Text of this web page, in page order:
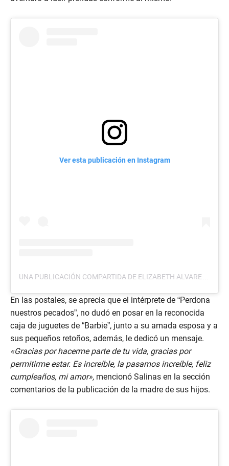
Ver esta publicación en Instagram
UNA PUBLICACIÓN COMPARTIDA DE ELIZABETH ALVAREZ (@CUQUITAOFICIAL_)
En las postales, se aprecia que el intérprete de “Perdona
nuestros pecados”, no dudó en posar en la reconocida
caja de juguetes de “Barbie”, junto a su amada esposa y a
sus pequeños retoños, además, le dedicó un mensaje.
«Gracias por hacerme parte de tu vida, gracias por
permitirme estar. Es increíble, la pasamos increíble, feliz
cumpleaños, mi amor», mencionó Salinas en la sección
comentarios de la publicación de la madre de sus hijos.